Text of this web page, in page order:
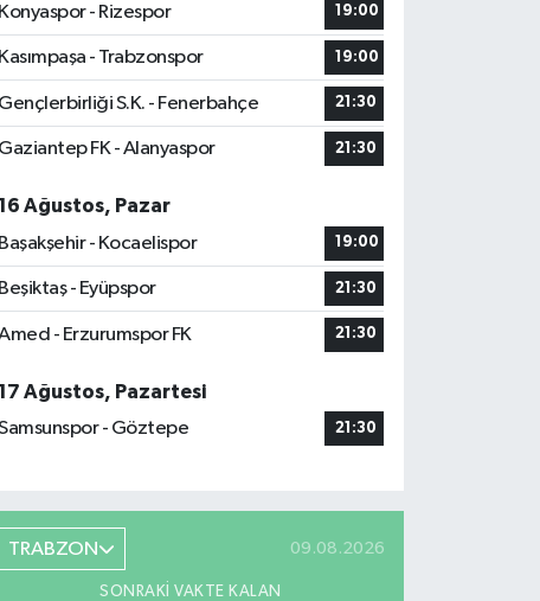
Konyaspor - Rizespor
19:00
Kasımpaşa - Trabzonspor 19:00
Gençlerbirliği S.K. - Fenerbahçe 21:30
Gaziantep FK - Alanyaspor 21:30
16 Ağustos, Pazar
Başakşehir - Kocaelispor
19:00
Beşiktaş - Eyüpspor 21:30
- Erzurumspor FK 21:30
17 Ağustos, Pazartesi
- Göztepe
21:30
TRABZON 09.08.2026
SONRAKI VAKTE KALAN